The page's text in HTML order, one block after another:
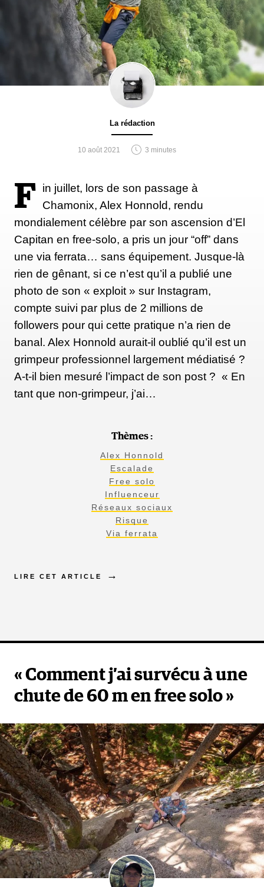
La rédaction
10 août 2021 3 minutes
F in juillet, lors de son passage à
Chamonix, Alex Honnold, rendu
mondialement célèbre par son ascension d’El
Capitan en free-solo, a pris un jour “off” dans
une via ferrata… sans équipement. Jusque-là
rien de gênant, si ce n’est qu’il a publié une
photo de son « exploit » sur Instagram,
compte suivi par plus de 2 millions de
followers pour qui cette pratique n’a rien de
banal. Alex Honnold aurait-il oublié qu’il est un
grimpeur professionnel largement médiatisé ?
A-t-il bien mesuré l’impact de son post ? « En
tant que non-grimpeur, j’ai…
Thèmes :
Alex Honnold
Escalade
Free solo
Influenceur
Réseaux sociaux
Risque
Via ferrata
LIRE CET ARTICLE
« Comment j’ai survécu à une
chute de 60 m en free solo »